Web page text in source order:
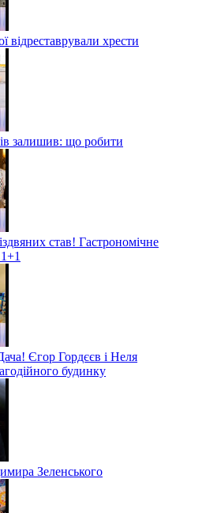
відреставрували хрести
залишив: що робити
став! Гастрономічне
Єгор Гордєєв і Неля
будинку
Зеленського